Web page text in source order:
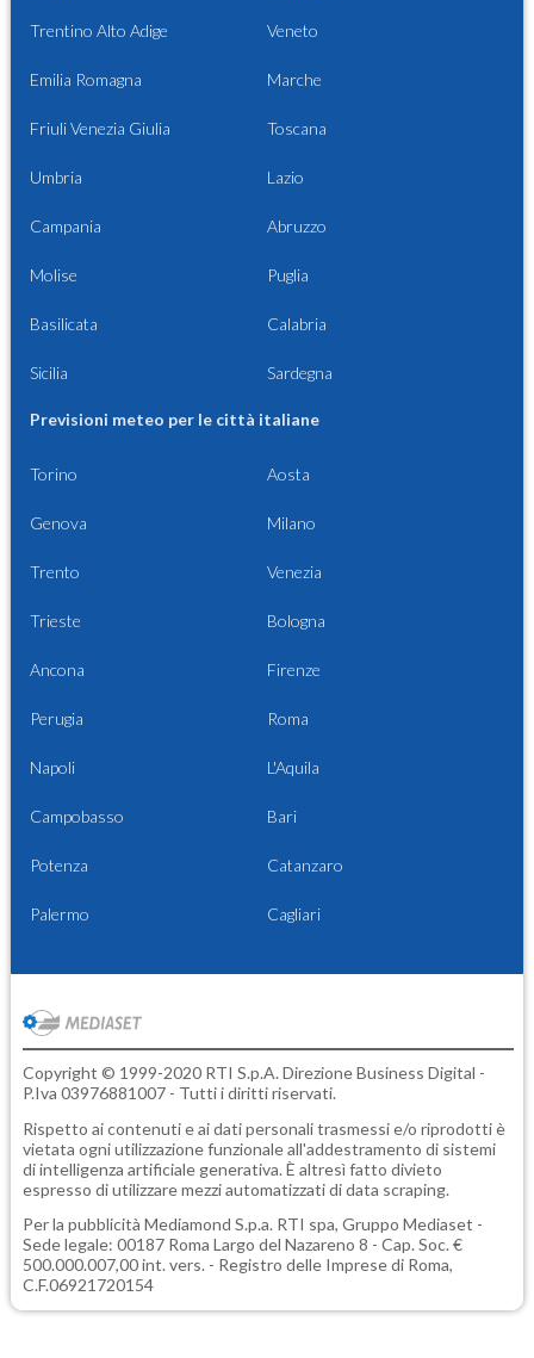
Trentino Alto Adige Veneto
Emilia Romagna Marche
Friuli Venezia Giulia Toscana
Umbria Lazio
Campania Abruzzo
Molise Puglia
Basilicata Calabria
Sicilia Sardegna
Previsioni meteo per le città italiane
Torino Aosta
Genova Milano
Trento Venezia
Trieste Bologna
Ancona Firenze
Perugia Roma
Napoli L'Aquila
Campobasso Bari
Potenza Catanzaro
Palermo Cagliari
Copyright © 1999-2020 RTI S.p.A. Direzione Business Digital -
P.Iva 03976881007 - Tutti i diritti riservati.
Rispetto ai contenuti e ai dati personali trasmessi e/o riprodotti è
vietata ogni utilizzazione funzionale all'addestramento di sistemi
di intelligenza artificiale generativa. È altresì fatto divieto
espresso di utilizzare mezzi automatizzati di data scraping.
Per la pubblicità Mediamond S.p.a. RTI spa, Gruppo Mediaset -
Sede legale: 00187 Roma Largo del Nazareno 8 - Cap. Soc. €
500.000.007,00 int. vers. - Registro delle Imprese di Roma,
C.F.06921720154